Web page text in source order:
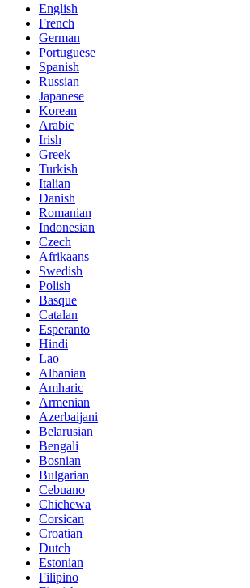
English
French
German
Portuguese
Spanish
Russian
Japanese
Korean
Arabic
Irish
Greek
Turkish
Italian
Danish
Romanian
Indonesian
Czech
Afrikaans
Swedish
Polish
Basque
Catalan
Esperanto
Hindi
Lao
Albanian
Amharic
Armenian
Azerbaijani
Belarusian
Bengali
Bosnian
Bulgarian
Cebuano
Chichewa
Corsican
Croatian
Dutch
Estonian
Filipino